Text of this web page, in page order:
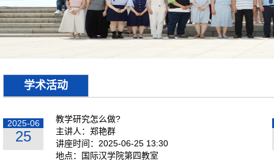
学术活动
2025-06
25
教学研究怎么做?
主讲人：郑艳群
讲座时间：2025-06-25 13:30
地点：国际汉学院第四教室